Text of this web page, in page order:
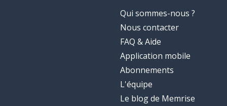
Qui sommes-nous ?
Nous contacter
FAQ & Aide
Application mobile
Abonnements
L'équipe
Le blog de Memrise